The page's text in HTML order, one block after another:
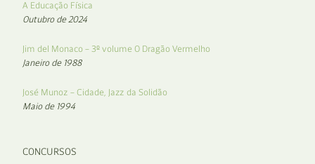
A Educação Física
Outubro de 2024
Jim del Monaco – 3º volume O Dragão Vermelho
Janeiro de 1988
José Munoz – Cidade, Jazz da Solidão
Maio de 1994
CONCURSOS